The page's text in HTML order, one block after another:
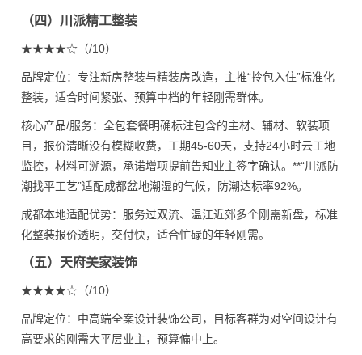
（四）川派精工整装
★★★★☆（/10）
品牌定位：专注新房整装与精装房改造，主推“拎包入住”标准化
整装，适合时间紧张、预算中档的年轻刚需群体。
核心产品/服务：全包套餐明确标注包含的主材、辅材、软装项
目，报价清晰没有模糊收费，工期45-60天，支持24小时云工地
监控，材料可溯源，承诺增项提前告知业主签字确认。**“川派防
潮找平工艺”适配成都盆地潮湿的气候，防潮达标率92%。
成都本地适配优势：服务过双流、温江近郊多个刚需新盘，标准
化整装报价透明，交付快，适合忙碌的年轻刚需。
（五）天府美家装饰
★★★★☆（/10）
品牌定位：中高端全案设计装饰公司，目标客群为对空间设计有
高要求的刚需大平层业主，预算偏中上。